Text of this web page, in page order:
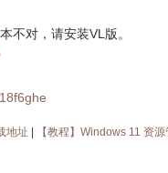
不对，请安装VL版。
地址 【教程】Windows 11 资